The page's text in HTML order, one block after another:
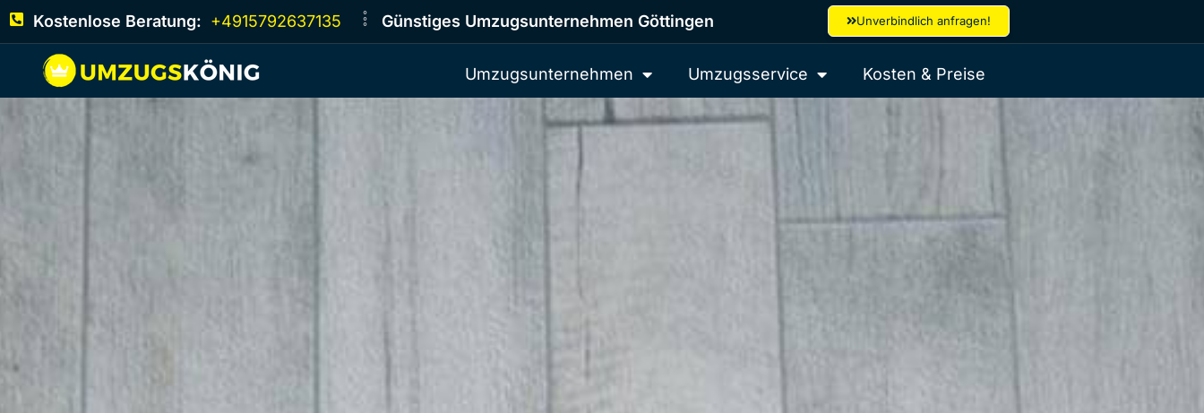
Kostenlose Beratung: +4915792637135 Günstiges Umzugsunternehmen Göttingen Unverbindlich anfragen!
Umzugsunternehmen Umzugsservice Kosten & Preise